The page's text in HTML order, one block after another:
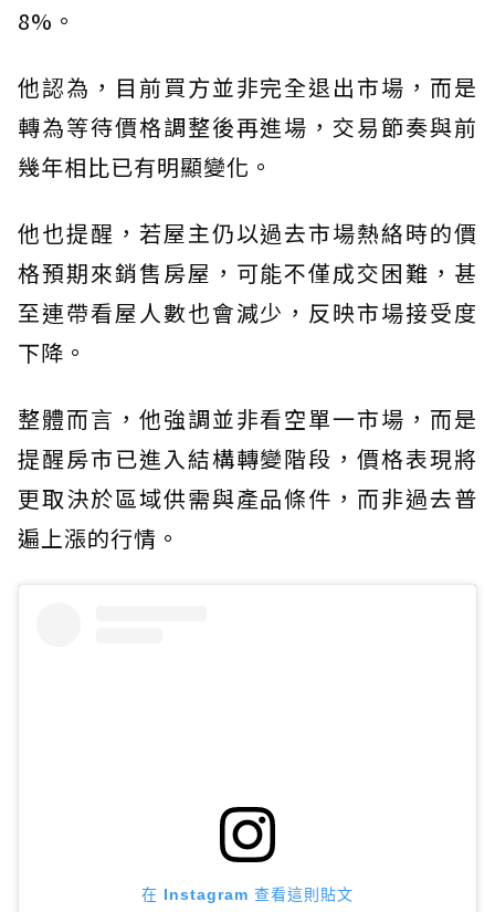
8%。
他認為，目前買方並非完全退出市場，而是
轉為等待價格調整後再進場，交易節奏與前
幾年相比已有明顯變化。
他也提醒，若屋主仍以過去市場熱絡時的價
格預期來銷售房屋，可能不僅成交困難，甚
至連帶看屋人數也會減少，反映市場接受度
下降。
整體而言，他強調並非看空單一市場，而是
提醒房市已進入結構轉變階段，價格表現將
更取決於區域供需與產品條件，而非過去普
遍上漲的行情。
在 Instagram 查看這則貼文